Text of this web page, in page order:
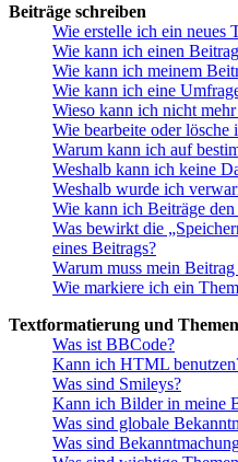
Beiträge schreiben
Wie erstelle ich ein neues
Wie kann ich einen
Wie kann ich meinem
Wie kann ich eine
Wieso kann ich nicht
Wie bearbeite oder lösche
Warum kann ich auf
Weshalb kann ich keine
Weshalb wurde ich
Wie kann ich Beiträge
Was bewirkt die
eines Beitrags?
Warum muss mein
Wie markiere ich ein
Textformatierung und
Was ist BBCode?
Kann ich HTML
Was sind Smileys?
Kann ich Bilder in meine
Was sind globale
Was sind